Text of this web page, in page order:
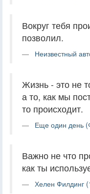
Вокруг тебя
позволил.
Неизвестный
Жизнь - это не
а то, как мы
то происходит.
Еще один день
Важно не что
как ты
Хелен Филдинг